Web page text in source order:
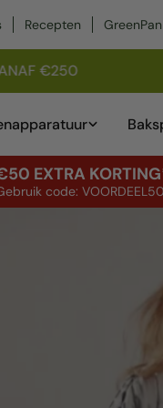
Recepten
€250
EXTRA
code: VOORDEEL50